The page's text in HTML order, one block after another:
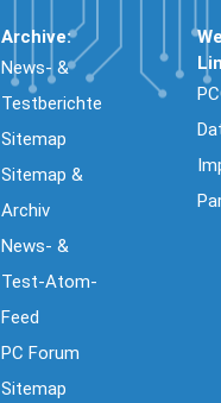
Archive:
News- &
Testberichte
Sitemap
Sitemap &
Archiv
News- &
Test-Atom-
Feed
PC Forum
Sitemap